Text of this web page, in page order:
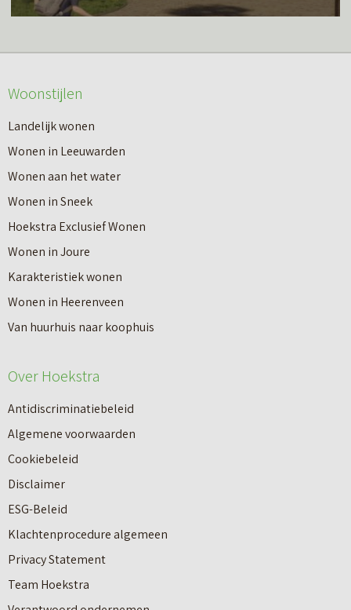
o
e
r
I
n
8
s
t
a
p
p
n
n
a
a
r
e
e
n
n
i
s
e
o
v
e
r
V
a
n
n
e
Woonstijlen
Landelijk wonen
Wonen in Leeuwarden
Wonen aan het water
Wonen in Sneek
Hoekstra Exclusief Wonen
Wonen in Joure
Karakteristiek wonen
Wonen in Heerenveen
Van huurhuis naar koophuis
Over Hoekstra
Antidiscriminatiebeleid
Algemene voorwaarden
Cookiebeleid
Disclaimer
ESG-Beleid
Klachtenprocedure algemeen
Privacy Statement
Team Hoekstra